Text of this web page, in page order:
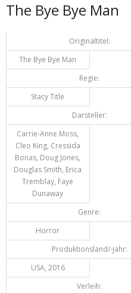
The Bye Bye Man
Originaltitel:
The Bye Bye Man
Regie:
Stacy Title
Darsteller:
Carrie-Anne Moss,
Cleo King, Cressida
Bonas, Doug Jones,
Douglas Smith, Erica
Tremblay, Faye
Dunaway
Genre:
Horror
Produktionsland/-jahr:
USA, 2016
Verleih: